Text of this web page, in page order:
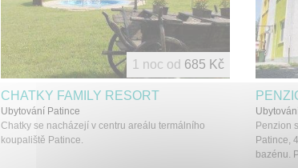
CHATKY FAMILY RESORT
Ubytování Patince
Chatky se nacházejí v centru areálu termálního
koupaliště Patince.
1 noc od 685 Kč
Penzion
Patince,
bazénu.